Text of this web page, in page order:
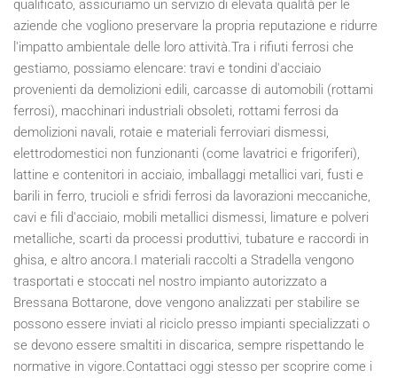
qualificato, assicuriamo un servizio di elevata qualità per le
aziende che vogliono preservare la propria reputazione e ridurre
l'impatto ambientale delle loro attività.Tra i rifiuti ferrosi che
gestiamo, possiamo elencare: travi e tondini d'acciaio
provenienti da demolizioni edili, carcasse di automobili (rottami
ferrosi), macchinari industriali obsoleti, rottami ferrosi da
demolizioni navali, rotaie e materiali ferroviari dismessi,
elettrodomestici non funzionanti (come lavatrici e frigoriferi),
lattine e contenitori in acciaio, imballaggi metallici vari, fusti e
barili in ferro, trucioli e sfridi ferrosi da lavorazioni meccaniche,
cavi e fili d'acciaio, mobili metallici dismessi, limature e polveri
metalliche, scarti da processi produttivi, tubature e raccordi in
ghisa, e altro ancora.I materiali raccolti a Stradella vengono
trasportati e stoccati nel nostro impianto autorizzato a
Bressana Bottarone, dove vengono analizzati per stabilire se
possono essere inviati al riciclo presso impianti specializzati o
se devono essere smaltiti in discarica, sempre rispettando le
normative in vigore.Contattaci oggi stesso per scoprire come i